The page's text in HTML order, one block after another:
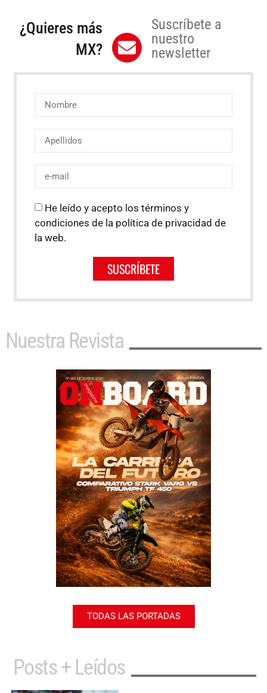
¿Quieres más
MX?
Suscríbete a
nuestro
newsletter
He leído y acepto los términos y
condiciones de la política de privacidad de
la web.
SUSCRÍBETE
Nuestra Revista
TODAS LAS PORTADAS
Posts + Leídos